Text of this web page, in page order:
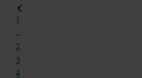
1
...
2
3
4